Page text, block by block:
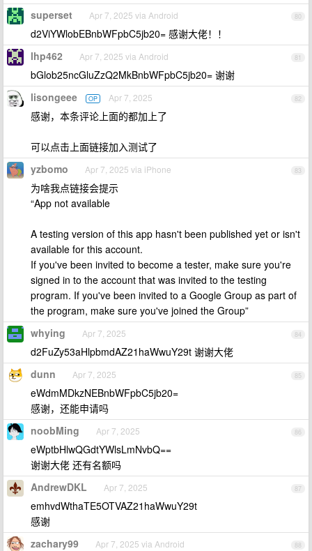
80
superset Apr 7, 2025 via Android
d2ViYWlobEBnbWFpbC5jb20= 感谢大佬！！
81
lhp462 Apr 7, 2025 via Android
bGlob25ncGluZzQ2MkBnbWFpbC5jb20= 谢谢
82
lisongeee OP Apr 7, 2025
感谢，本条评论上面的都加上了
可以点击上面链接加入测试了
83
yzbomo Apr 7, 2025 via iPhone
为啥我点链接会提示
“App not available
A testing version of this app hasn't been published yet or isn't
available for this account.
If you've been invited to become a tester, make sure you're
signed in to the account that was invited to the testing
program. If you've been invited to a Google Group as part of
the program, make sure you've joined the Group”
84
whying Apr 7, 2025
d2FuZy53aHlpbmdAZ21haWwuY29t 谢谢大佬
85
dunn Apr 7, 2025
eWdmMDkzNEBnbWFpbC5jb20=
感谢，还能申请吗
86
noobMing Apr 7, 2025
eWptbHlwQGdtYWlsLmNvbQ==
谢谢大佬 还有名额吗
87
AndrewDKL Apr 7, 2025
emhvdWthaTE5OTVAZ21haWwuY29t
感谢
88
zachary99 Apr 7, 2025 via Android